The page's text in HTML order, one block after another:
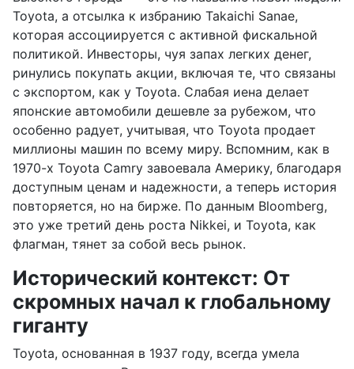
Toyota, а отсылка к избранию Takaichi Sanae,
которая ассоциируется с активной фискальной
политикой. Инвесторы, чуя запах легких денег,
ринулись покупать акции, включая те, что связаны
с экспортом, как у Toyota. Слабая иена делает
японские автомобили дешевле за рубежом, что
особенно радует, учитывая, что Toyota продает
миллионы машин по всему миру. Вспомним, как в
1970-х Toyota Camry завоевала Америку, благодаря
доступным ценам и надежности, а теперь история
повторяется, но на бирже. По данным Bloomberg,
это уже третий день роста Nikkei, и Toyota, как
флагман, тянет за собой весь рынок.
Исторический контекст: От
скромных начал к глобальному
гиганту
Toyota, основанная в 1937 году, всегда умела